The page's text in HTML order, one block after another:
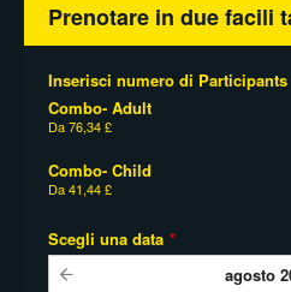
Prenotare in due facili
Inserisci numero di Participants
Combo- Adult
Da76,34 £
Combo- Child
Da41,44 £
Scegli una data *
agosto